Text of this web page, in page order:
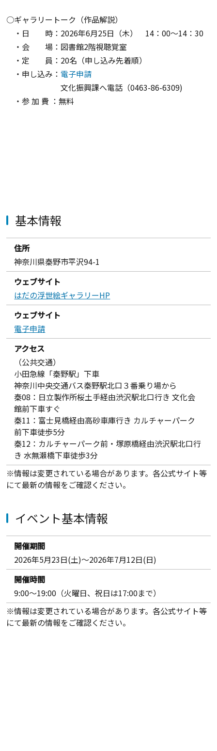
○ギャラリートーク（作品解説）
・日 時：2026年6月25日（木） 14：00～14：30
・会 場：図書館2階視聴覚室
・定 員：20名（申し込み先着順）
・申し込み： 電子申請
文化振興課へ電話（0463-86-6309)
・参 加 費 ：無料
基本情報
住所
神奈川県秦野市平沢94-1
ウェブサイト
はだの浮世絵ギャラリーHP
ウェブサイト
電子申請
アクセス
（公共交通）
小田急線「秦野駅」下車
神奈川中央交通バス秦野駅北口３番乗り場から
秦08：日立製作所桜土手経由渋沢駅北口行き 文化会
館前下車すぐ
秦11：富士見橋経由高砂車庫行き カルチャーパーク
前下車徒歩5分
秦12：カルチャーパーク前・塚原橋経由渋沢駅北口行
き 水無瀬橋下車徒歩3分
※情報は変更されている場合があります。各公式サイト等
にて最新の情報をご確認ください。
イベント基本情報
開催期間
2026年5月23日(土)～2026年7月12日(日)
開催時間
9:00～19:00（火曜日、祝日は17:00まで）
※情報は変更されている場合があります。各公式サイト等
にて最新の情報をご確認ください。